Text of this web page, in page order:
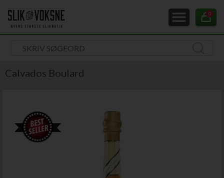
0
Calvados Boulard